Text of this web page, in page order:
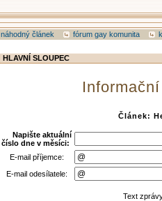
náhodný článek fórum gay komunita
HLAVNÍ SLOUPEC
Článek:
Napište aktuální
číslo dne v měsíci:
E-mail příjemce:
E-mail odesílatele:
Text